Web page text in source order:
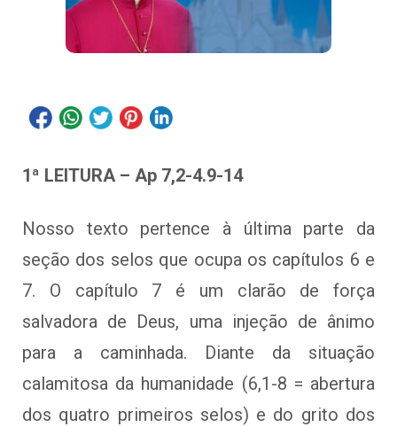
1ª LEITURA – Ap 7,2-4.9-14
Nosso texto pertence à última parte da
seção dos selos que ocupa os capítulos 6 e
7. O capítulo 7 é um clarão de força
salvadora de Deus, uma injeção de ânimo
para a caminhada. Diante da situação
calamitosa da humanidade (6,1-8 = abertura
dos quatro primeiros selos) e do grito dos